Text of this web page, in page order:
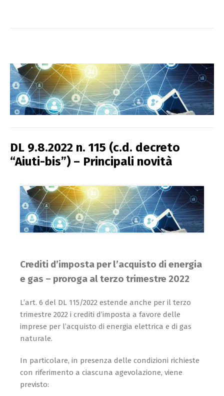
DL 9.8.2022 n. 115 (c.d. decreto
“Aiuti-bis”) – Principali novità
Crediti d’imposta per l’acquisto di energia
e gas – proroga al terzo trimestre 2022
L’art. 6 del DL 115/2022 estende anche per il terzo
trimestre 2022 i crediti d’imposta a favore delle
imprese per l’acquisto di energia elettrica e di gas
naturale.
In particolare, in presenza delle condizioni richieste
con riferimento a ciascuna agevolazione, viene
previsto: